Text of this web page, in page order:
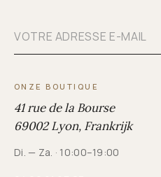
ONZE BOUTIQUE
41 rue de la Bourse
69002 Lyon, Frankrijk
Di. — Za. · 10:00–19:00